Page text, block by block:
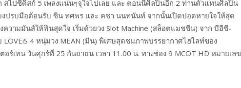
สไปซีดิสก์ 5 เพลงแน่นๆจุใจไปเลย และ ตอนนี้ศิลปินอีก 2 ท่านตัวแทนศิลปิน
งปรบมือต้อนรับ ซิน ทศพร และ คชา นนทนันท์ จากนั้นเปิดปอดหายใจให้สุด
วามมันส์ให้ฟินสุดใจ เริ่มด้วยวง Slot Machine (สล็อตแมชชีน) จาก บีอีซี-
4 หนุ่มวง MEAN (มีน) พิเศษสุดชมภาพบรรยากาศไฮไลท์ของ
อร์เทน วันศุกร์ที่ 25 กันยายน เวลา 11.00 น. ทางช่อง 9 MCOT HD หมายเลข